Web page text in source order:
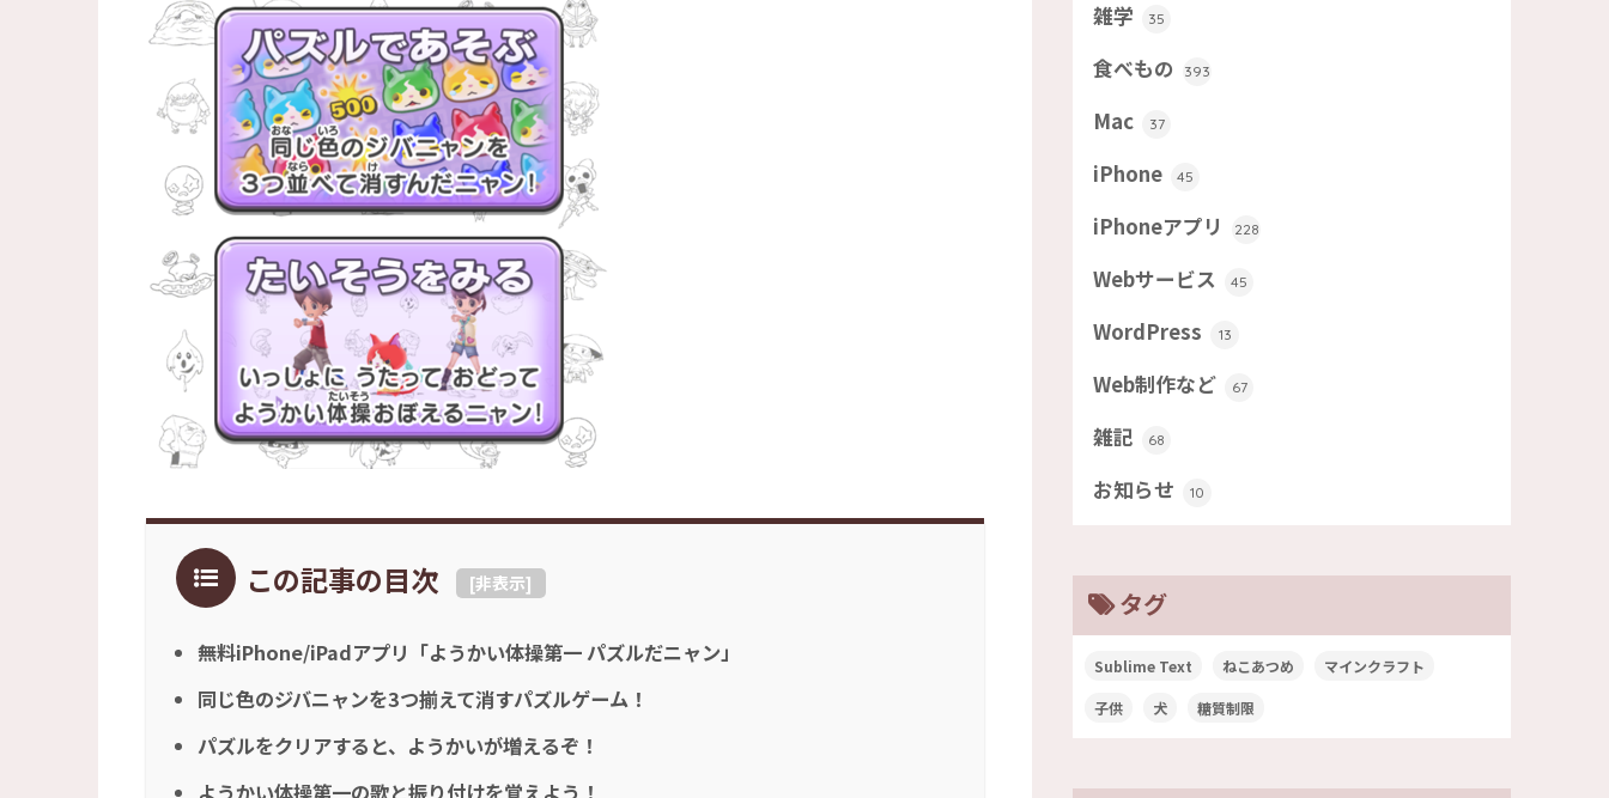
この記事の目次 [非表示]
無料iPhone/iPadアプリ「ようかい体操第一 パズルだニャン」
同じ色のジバニャンを3つ揃えて消すパズルゲーム！
パズルをクリアすると、ようかいが増えるぞ！
ようかい体操第一の歌と振り付けを覚えよう！
雑学 35
食べもの 393
Mac 37
iPhone 45
iPhoneアプリ 228
Webサービス 45
WordPress 13
Web制作など 67
雑記 68
お知らせ 10
タグ
Sublime Text ねこあつめ マインクラフト
子供 犬 糖質制限